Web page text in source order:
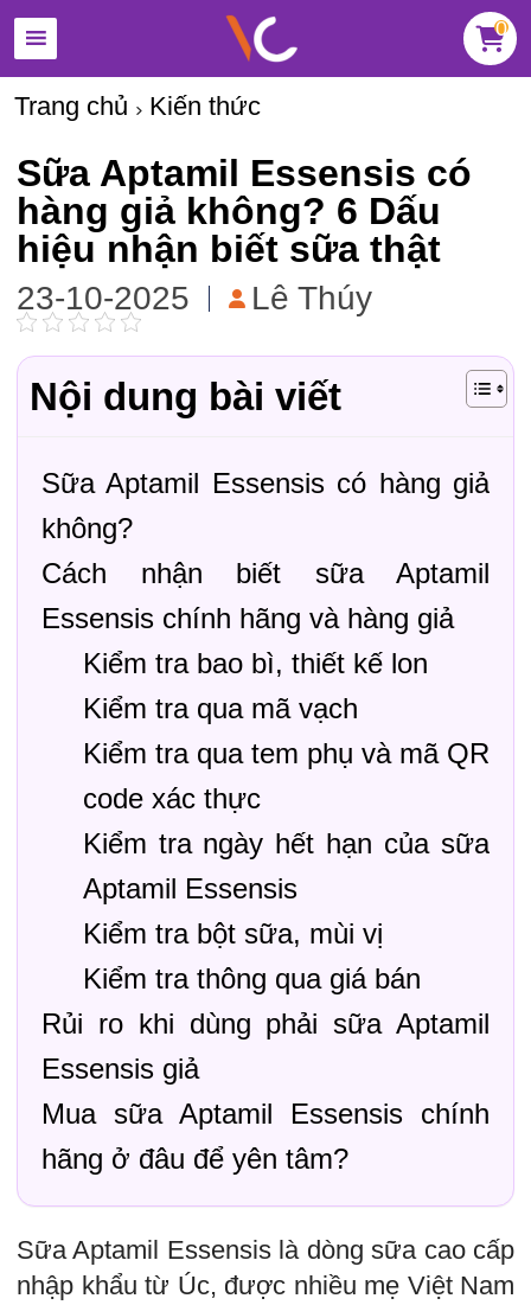
0
Trang chủ Kiến thức
Sữa Aptamil Essensis có
hàng giả không? 6 Dấu
hiệu nhận biết sữa thật
23-10-2025 Lê Thúy
Nội dung bài viết
Sữa Aptamil Essensis có hàng giả
không?
Cách nhận biết sữa Aptamil
Essensis chính hãng và hàng giả
Kiểm tra bao bì, thiết kế lon
Kiểm tra qua mã vạch
Kiểm tra qua tem phụ và mã QR
code xác thực
Kiểm tra ngày hết hạn của sữa
Aptamil Essensis
Kiểm tra bột sữa, mùi vị
Kiểm tra thông qua giá bán
Rủi ro khi dùng phải sữa Aptamil
Essensis giả
Mua sữa Aptamil Essensis chính
hãng ở đâu để yên tâm?
Sữa Aptamil Essensis là dòng sữa cao cấp
nhập khẩu từ Úc, được nhiều mẹ Việt Nam